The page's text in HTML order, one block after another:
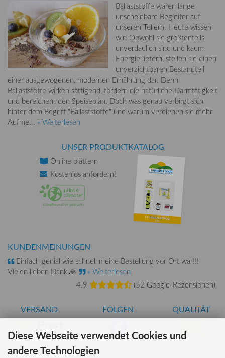
Ballaststoffe waren lange
unscheinbare Begleiter auf
unseren Tellern. Heute wissen
wir: Obwohl sie größtenteils
unverdaulich sind und kaum
Energie liefern, stellen sie einen
unverzichtbaren Bestandteil
einer ausgewogenen, modernen Ernährung dar. Denn
Ballaststoffe wirken sättigend, fördern die natürliche Darmtätigkeit
und bereichern den Speiseplan. Doch was genau verbirgt sich
hinter dem Begriff "Ballaststoffe" und warum verdienen sie mehr
Aufme... » Weiterlesen
UNSER PRODUKTKATALOG
Online blättern
Kostenlos anfordern!
KUNDENMEINUNGEN
Einfach genial wie schnell meine Bestellung vor Ort war!!!
Vielen lieben Dank 🙏
» Weiterlesen
4.9
(52 Google-Rezensionen)
VERSAND FOLGEN QUALITÄT
AT-BIO-401
Diese Webseite verwendet Cookies und
andere Technologien